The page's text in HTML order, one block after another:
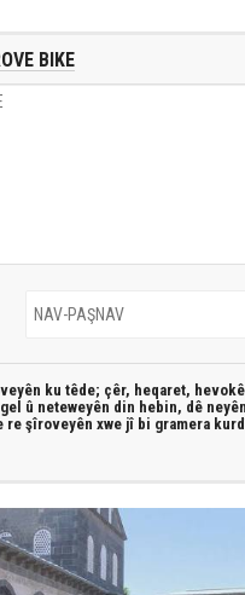
BIKE
ku têde; çêr, heqaret,
û neteweyên din hebin, dê
re şîroveyên xwe jî bi gramera